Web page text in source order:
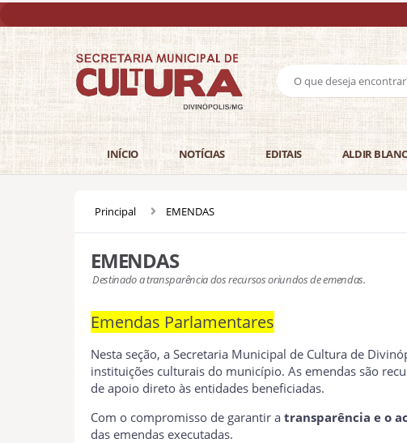
INÍCIO NOTÍCIAS EDITAIS ALDIR BLANC
Principal EMENDAS
EMENDAS
Destinado a transparência dos recursos oriundos de emendas.
Emendas Parlamentares
Nesta seção, a Secretaria Municipal de Cultura de
instituições culturais do município. As emendas são
de apoio direto às entidades beneficiadas.
Com o compromisso de garantir a transparência e o
das emendas executadas.